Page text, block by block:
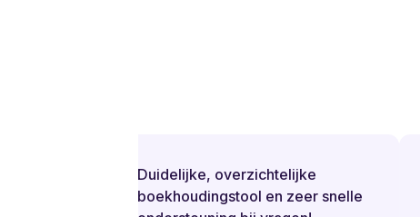
Duidelijke, overzichtelijke
boekhoudingstool en zeer snelle